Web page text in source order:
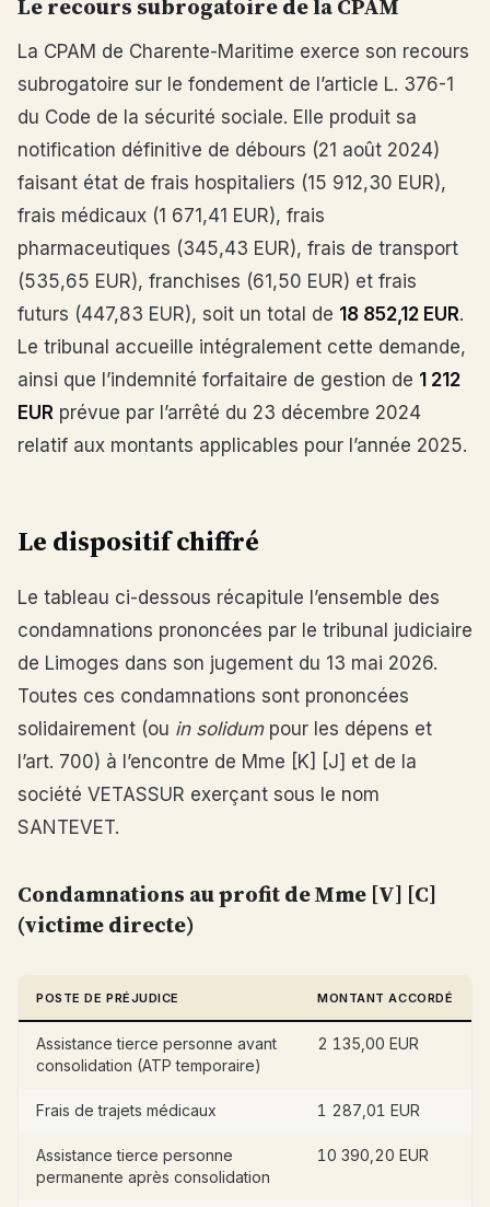
Le recours subrogatoire de la CPAM
La CPAM de Charente-Maritime exerce son recours
subrogatoire sur le fondement de l’article L. 376-1
du Code de la sécurité sociale. Elle produit sa
notification définitive de débours (21 août 2024)
faisant état de frais hospitaliers (15 912,30 EUR),
frais médicaux (1 671,41 EUR), frais
pharmaceutiques (345,43 EUR), frais de transport
(535,65 EUR), franchises (61,50 EUR) et frais
futurs (447,83 EUR), soit un total de 18 852,12 EUR.
Le tribunal accueille intégralement cette demande,
ainsi que l’indemnité forfaitaire de gestion de 1 212
EUR prévue par l’arrêté du 23 décembre 2024
relatif aux montants applicables pour l’année 2025.
Le dispositif chiffré
Le tableau ci-dessous récapitule l’ensemble des
condamnations prononcées par le tribunal judiciaire
de Limoges dans son jugement du 13 mai 2026.
Toutes ces condamnations sont prononcées
solidairement (ou in solidumpour les dépens et
l’art. 700) à l’encontre de Mme [K] [J] et de la
société VETASSUR exerçant sous le nom
SANTEVET.
Condamnations au profit de Mme [V] [C]
(victime directe)
POSTE DE PRÉJUDICE MONTANT ACCORDÉ
Assistance tierce personne avant
consolidation (ATP temporaire)
2 135,00 EUR
Frais de trajets médicaux 1 287,01 EUR
Assistance tierce personne
permanente après consolidation
10 390,20 EUR